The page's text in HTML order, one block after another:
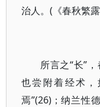
治人。(《春秋繁
所言之“长”
也尝附着经术
焉”(26)；纳兰性